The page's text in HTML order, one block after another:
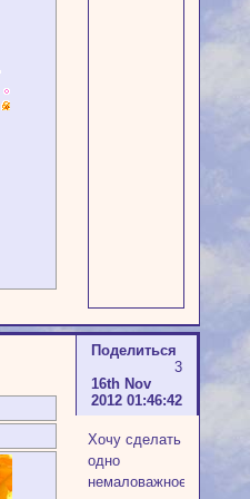
Поделиться
3
16th Nov
2012 01:46:42
Хочу сделать
одно
немаловажное